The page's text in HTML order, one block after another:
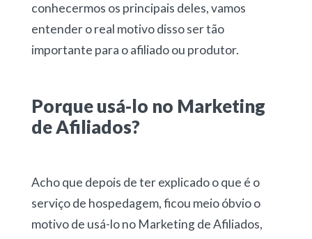
conhecermos os principais deles, vamos
entender o real motivo disso ser tão
importante para o afiliado ou produtor.
Porque usá-lo no Marketing
de Afiliados?
Acho que depois de ter explicado o que é o
serviço de hospedagem, ficou meio óbvio o
motivo de usá-lo no Marketing de Afiliados,